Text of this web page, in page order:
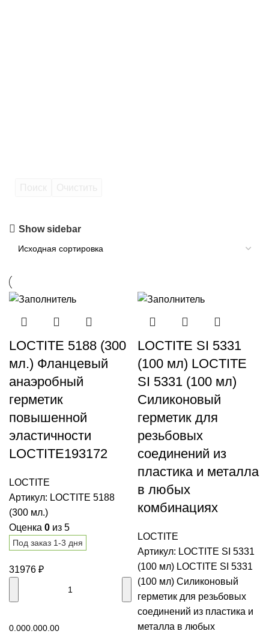
Show sidebar
LOCTITE 5188 (300
мл.) Фланцевый
анаэробный
герметик
повышенной
эластичности
LOCTITE193172
LOCTITE
Артикул: LOCTITE 5188
(300 мл.)
Оценка 0 из 5
Под заказ 1-3 дня
31976 ₽
0.000.000.00
LOCTITE SI 5331
(100 мл) LOCTITE
SI 5331 (100 мл)
Силиконовый
герметик для
резьбовых
соединений из
пластика и металла
в любых
комбинациях
LOCTITE
Артикул: LOCTITE SI 5331
(100 мл) LOCTITE SI 5331
(100 мл) Силиконовый
герметик для резьбовых
соединений из пластика и
металла в любых